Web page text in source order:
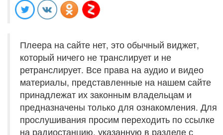
Плеера на сайте нет, это обычный виджет,
который ничего не транслирует и не
ретранслирует. Все права на аудио и видео
материалы, представленные на нашем сайте
принадлежат их законным владельцам и
предназначены только для ознакомления. Для
прослушивания просим переходить по ссылке
на радиостанцию, указанную в разделе с